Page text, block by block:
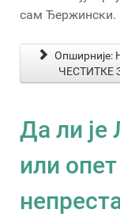
сам Ђержински.
ЧЕСТИТКЕ
Да ли је
или